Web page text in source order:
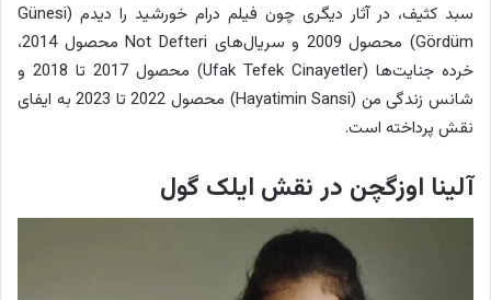
سبد کثیف، در آثار دیگری چون فیلم درام خورشید را دیدم (Günesi
Gördüm) محصول 2009 و سریال‌های Not Defteri محصول 2014،
خرده جنایت‌ها (Ufak Tefek Cinayetler) محصول 2017 تا 2018 و
شانس زندگی من (Hayatimin Sansi) محصول 2022 تا 2023 به ایفای
نقش پرداخته است.
آلینا اوزگچن در نقش ایلک گول